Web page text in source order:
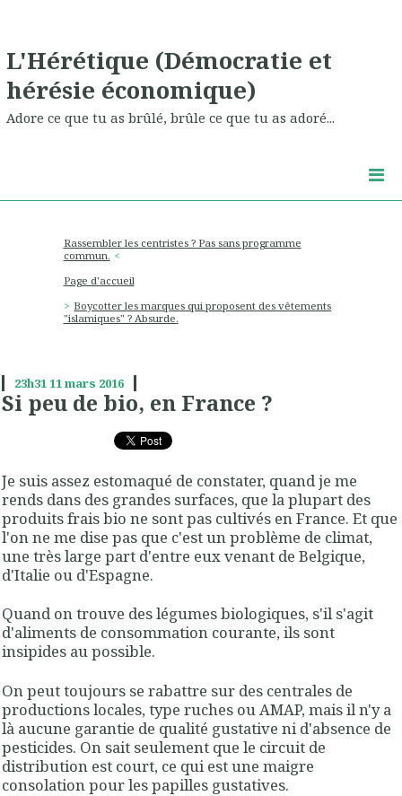
L'Hérétique (Démocratie et
hérésie économique)
Adore ce que tu as brûlé, brûle ce que tu as adoré...
Rassembler les centristes ? Pas sans programme
commun.
Page d'accueil
Boycotter les marques qui proposent des vêtements
"islamiques" ? Absurde.
23h3111mars 2016
Si peu de bio, en France ?
Je suis assez estomaqué de constater, quand je me
rends dans des grandes surfaces, que la plupart des
produits frais bio ne sont pas cultivés en France. Et que
l'on ne me dise pas que c'est un problème de climat,
une très large part d'entre eux venant de Belgique,
d'Italie ou d'Espagne.
Quand on trouve des légumes biologiques, s'il s'agit
d'aliments de consommation courante, ils sont
insipides au possible.
On peut toujours se rabattre sur des centrales de
productions locales, type ruches ou AMAP, mais il n'y a
là aucune garantie de qualité gustative ni d'absence de
pesticides. On sait seulement que le circuit de
distribution est court, ce qui est une maigre
consolation pour les papilles gustatives.